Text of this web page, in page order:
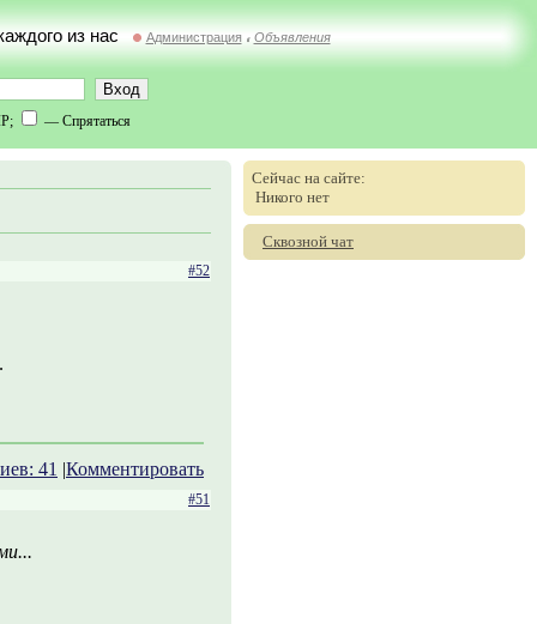
из нас Администрация // Объявления
— Спрятаться
#52
41 |Комментировать
#51
Сейчас на сайте:
Никого нет
Сквозной чат